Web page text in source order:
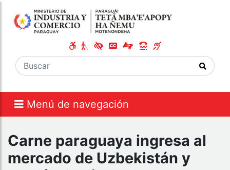
Menú de navegación
Carne paraguaya ingresa al
mercado de Uzbekistán y